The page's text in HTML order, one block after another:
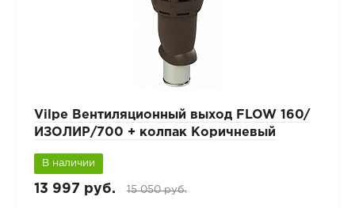
Vilpe Вентиляционный выход FLOW 160/
ИЗОЛИР/700 + колпак Коричневый
В наличии
13 997 руб. 15 050 руб.